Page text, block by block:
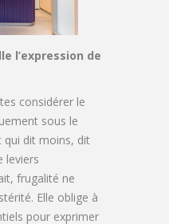
l’expression de
considérer le
sous le
qui dit moins, dit
leviers
frugalité ne
Elle oblige à
pour exprimer